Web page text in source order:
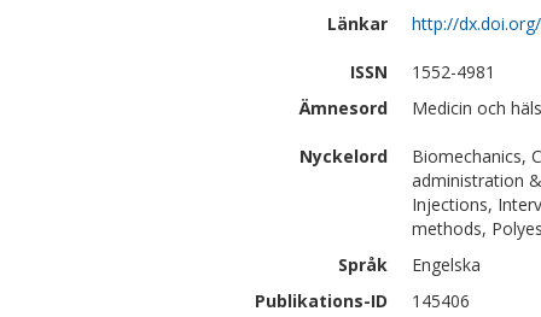
Länkar
http://
ISSN
1552-4981
Ämnesord
Medicin och
Nyckelord
Biomechanics,
administration
Injections,
methods,
Språk
Engelska
Publikations-ID
145406